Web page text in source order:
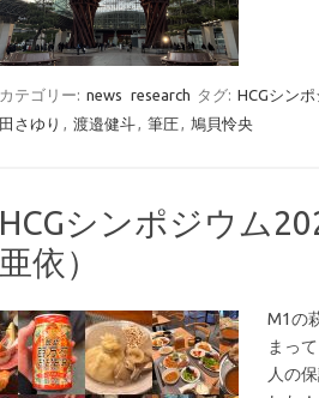
カテゴリー: news research タグ: HCGシン
田さゆり , 渡邉健斗, 筆圧, 鳩貝怜央
HCGシンポジウム
亜依）
M1の
まっ
人の